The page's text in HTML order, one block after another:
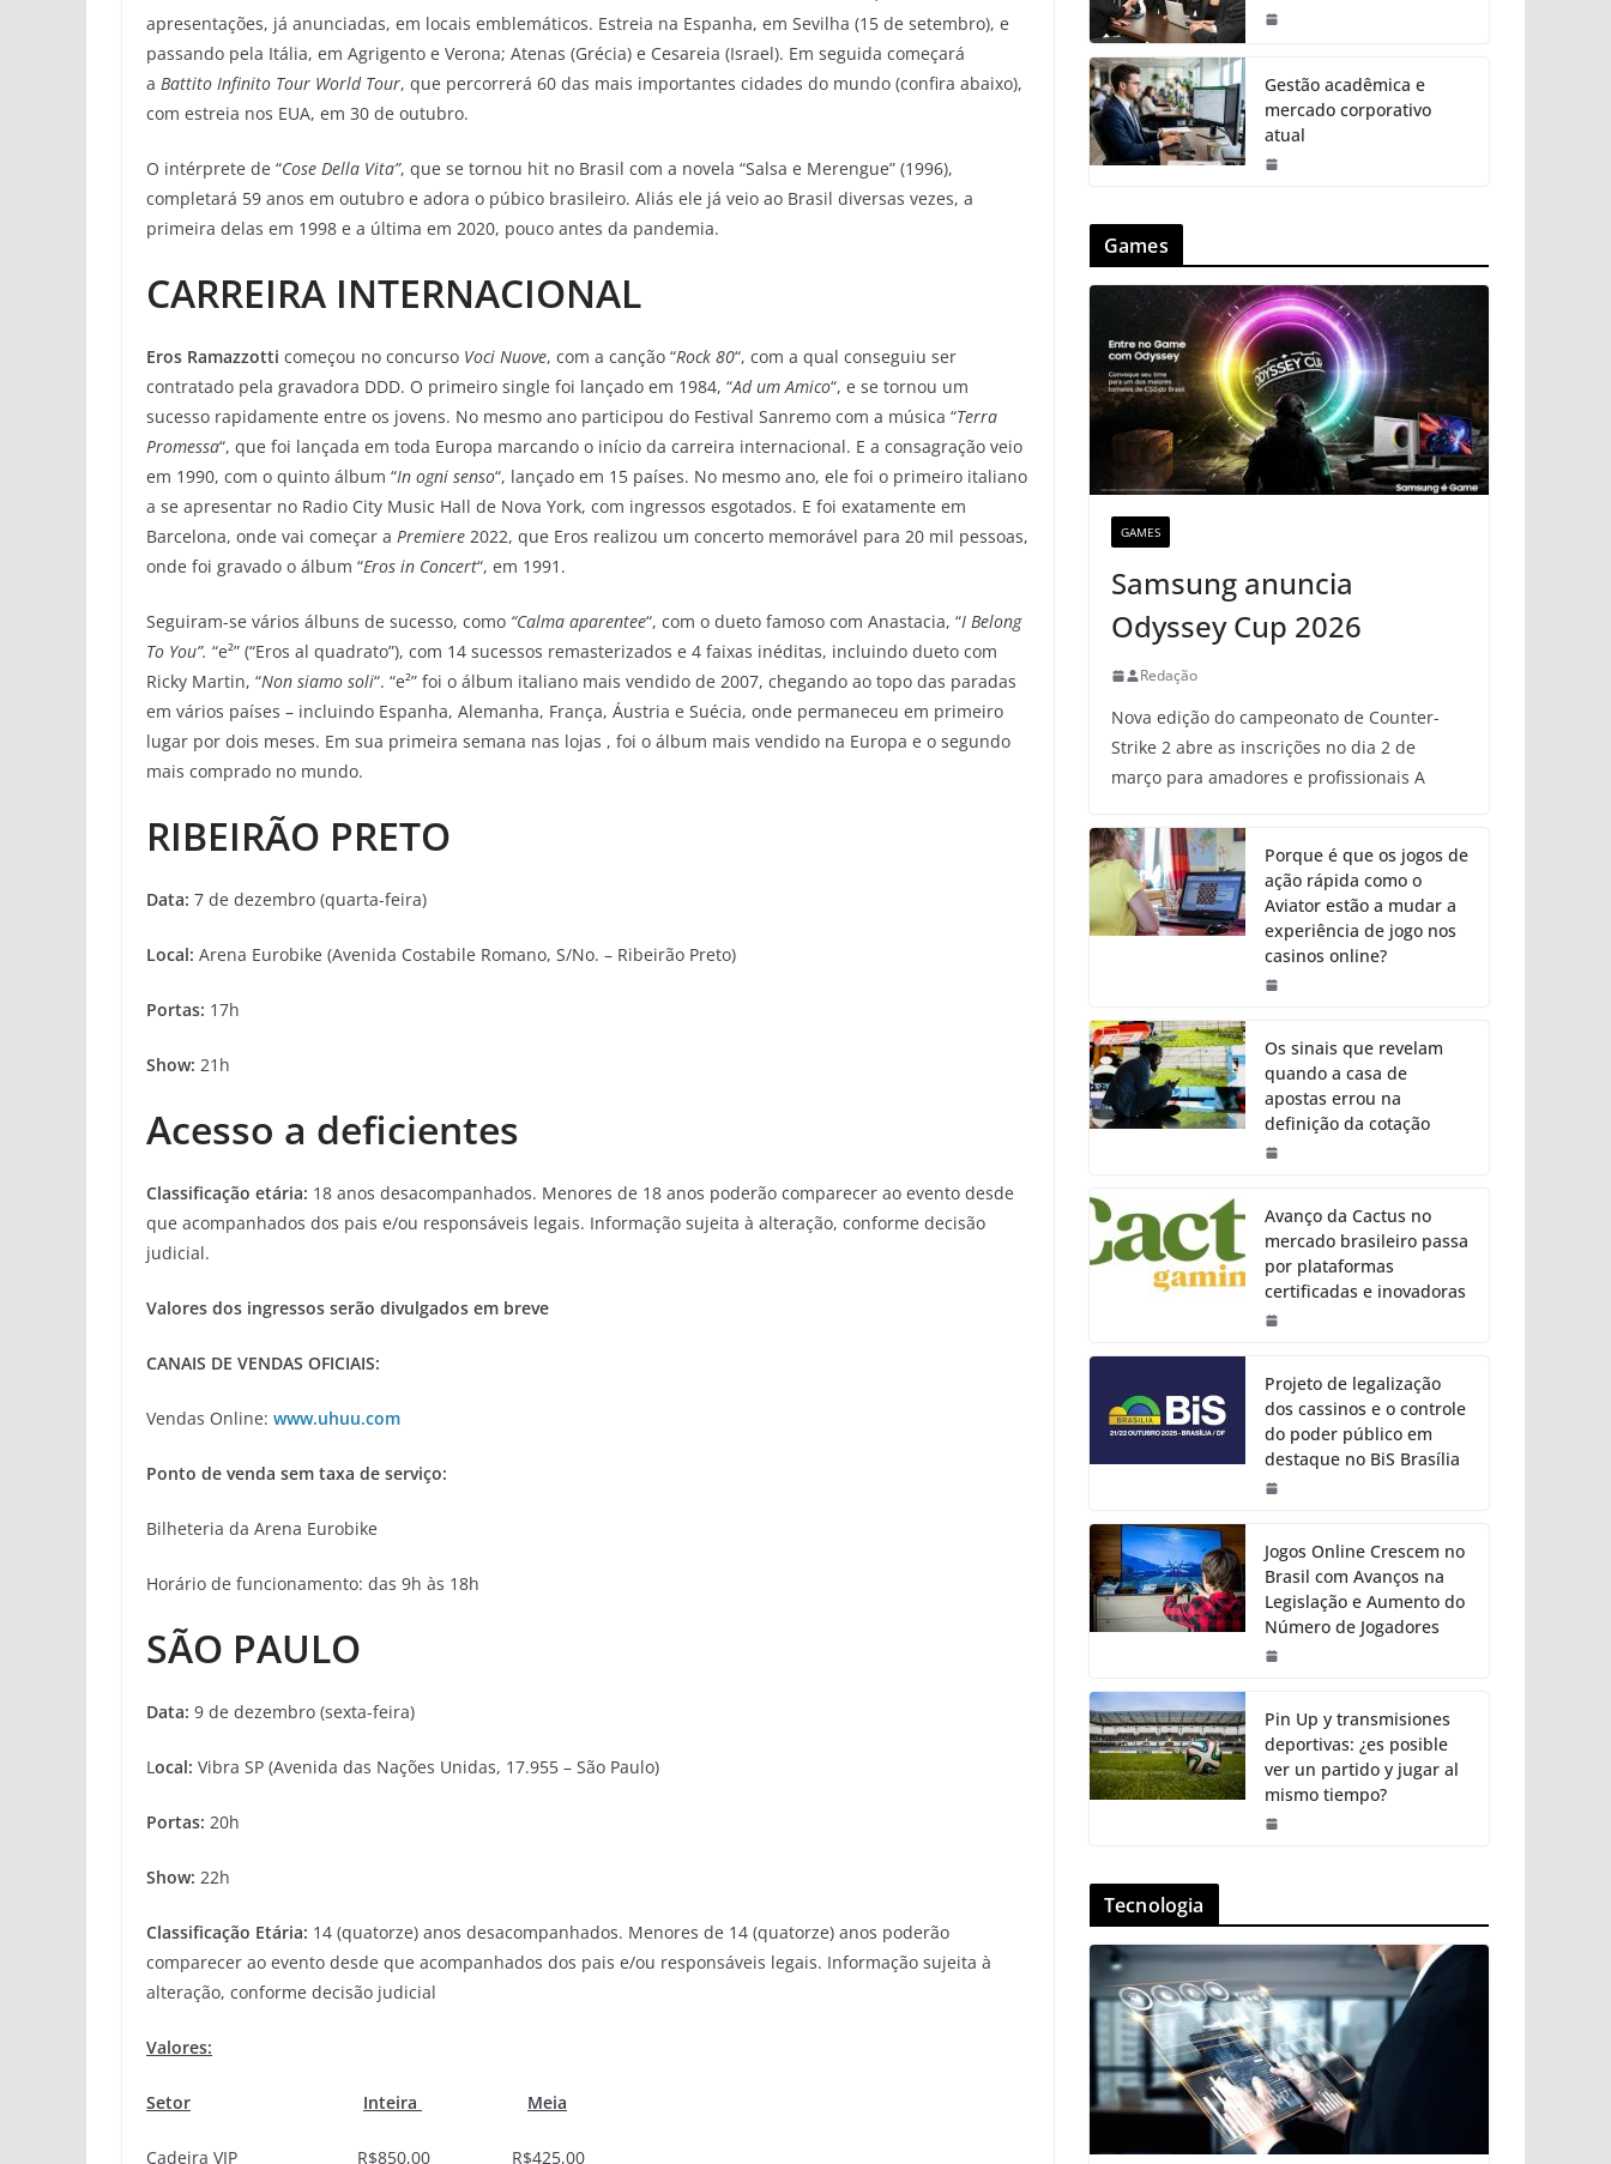
apresentações, já anunciadas, em locais emblemáticos. Estreia na Espanha, em Sevilha (15 de setembro), e
passando pela Itália, em Agrigento e Verona; Atenas (Grécia) e Cesareia (Israel). Em seguida começará
a Battito Infinito Tour World Tour, que percorrerá 60 das mais importantes cidades do mundo (confira abaixo),
com estreia nos EUA, em 30 de outubro.
O intérprete de “Cose Della Vita”, que se tornou hit no Brasil com a novela “Salsa e Merengue” (1996),
completará 59 anos em outubro e adora o púbico brasileiro. Aliás ele já veio ao Brasil diversas vezes, a
primeira delas em 1998 e a última em 2020, pouco antes da pandemia.
CARREIRA INTERNACIONAL
Eros Ramazzotti começou no concurso Voci Nuove, com a canção “Rock 80“, com a qual conseguiu ser
contratado pela gravadora DDD. O primeiro single foi lançado em 1984, “Ad um Amico“, e se tornou um
sucesso rapidamente entre os jovens. No mesmo ano participou do Festival Sanremo com a música “Terra
Promessa“, que foi lançada em toda Europa marcando o início da carreira internacional. E a consagração veio
em 1990, com o quinto álbum “In ogni senso“, lançado em 15 países. No mesmo ano, ele foi o primeiro italiano
a se apresentar no Radio City Music Hall de Nova York, com ingressos esgotados. E foi exatamente em
Barcelona, onde vai começar a Premiere 2022, que Eros realizou um concerto memorável para 20 mil pessoas,
onde foi gravado o álbum “Eros in Concert“, em 1991.
Seguiram-se vários álbuns de sucesso, como “Calma aparentee“, com o dueto famoso com Anastacia, “I Belong
To You”. “e²” (“Eros al quadrato”), com 14 sucessos remasterizados e 4 faixas inéditas, incluindo dueto com
Ricky Martin, “Non siamo soli“. “e²” foi o álbum italiano mais vendido de 2007, chegando ao topo das paradas
em vários países – incluindo Espanha, Alemanha, França, Áustria e Suécia, onde permaneceu em primeiro
lugar por dois meses. Em sua primeira semana nas lojas , foi o álbum mais vendido na Europa e o segundo
mais comprado no mundo.
RIBEIRÃO PRETO
Data: 7 de dezembro (quarta-feira)
Local: Arena Eurobike (Avenida Costabile Romano, S/No. – Ribeirão Preto)
Portas: 17h
Show: 21h
Acesso a deficientes
Classificação etária: 18 anos desacompanhados. Menores de 18 anos poderão comparecer ao evento desde
que acompanhados dos pais e/ou responsáveis legais. Informação sujeita à alteração, conforme decisão
judicial.
Valores dos ingressos serão divulgados em breve
CANAIS DE VENDAS OFICIAIS:
Vendas Online: www.uhuu.com
Ponto de venda sem taxa de serviço:
Bilheteria da Arena Eurobike
Horário de funcionamento: das 9h às 18h
SÃO PAULO
Data: 9 de dezembro (sexta-feira)
Local: Vibra SP (Avenida das Nações Unidas, 17.955 – São Paulo)
Portas: 20h
Show: 22h
Classificação Etária: 14 (quatorze) anos desacompanhados. Menores de 14 (quatorze) anos poderão
comparecer ao evento desde que acompanhados dos pais e/ou responsáveis legais. Informação sujeita à
alteração, conforme decisão judicial
Valores:
Setor Inteira Meia
Cadeira VIP R$850,00 R$425,00
Gestão acadêmica e
mercado corporativo
atual
Games
GAMES
Samsung anuncia
Odyssey Cup 2026
Redação
Nova edição do campeonato de Counter-
Strike 2 abre as inscrições no dia 2 de
março para amadores e profissionais A
Porque é que os jogos de
ação rápida como o
Aviator estão a mudar a
experiência de jogo nos
casinos online?
Os sinais que revelam
quando a casa de
apostas errou na
definição da cotação
Avanço da Cactus no
mercado brasileiro passa
por plataformas
certificadas e inovadoras
Projeto de legalização
dos cassinos e o controle
do poder público em
destaque no BiS Brasília
Jogos Online Crescem no
Brasil com Avanços na
Legislação e Aumento do
Número de Jogadores
Pin Up y transmisiones
deportivas: ¿es posible
ver un partido y jugar al
mismo tiempo?
Tecnologia